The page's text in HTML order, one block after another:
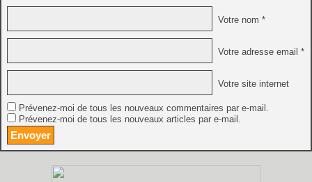
Votre nom *
Votre adresse email *
Votre site internet
Prévenez-moi de tous les nouveaux commentaires par e-mail.
Prévenez-moi de tous les nouveaux articles par e-mail.